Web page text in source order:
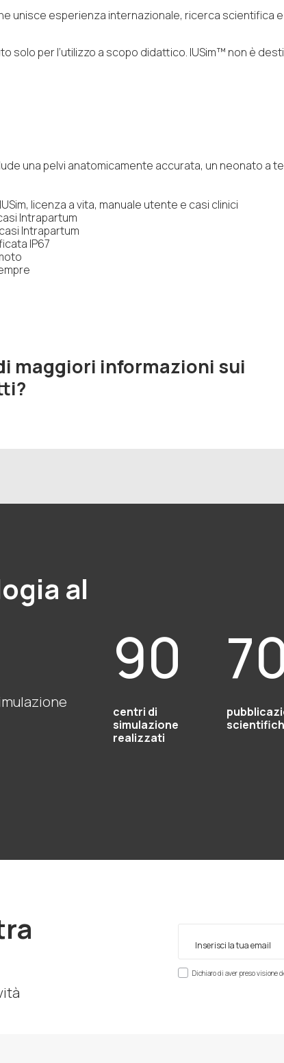
unisce esperienza internazionale, ricerca scientifica
solo per l’utilizzo a scopo didattico. IUSim™ non è
una pelvi anatomicamente accurata, un neonato a
licenza a vita, manuale utente e casi clinici
Intrapartum
Intrapartum
IP67
maggiori informazioni sui
al
90
centri di
simulazione
realizzati
Dichiaro di aver preso visione